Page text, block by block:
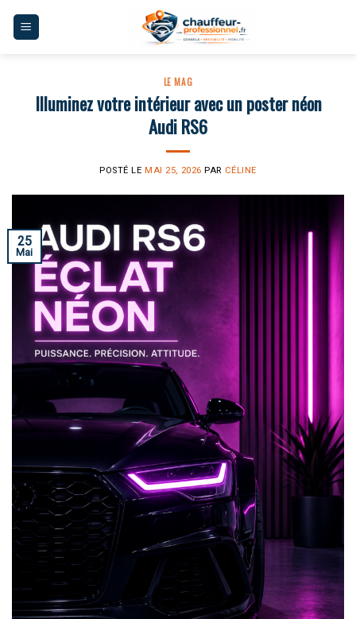
LE MAG
Illuminez votre intérieur avec un poster néon
Audi RS6
POSTÉ LE MAI 25, 2026 PAR CÉLINE
25
Mai